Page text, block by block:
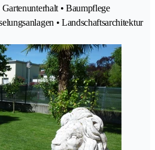
• Baumpflege
• Landschaftsarchitektur